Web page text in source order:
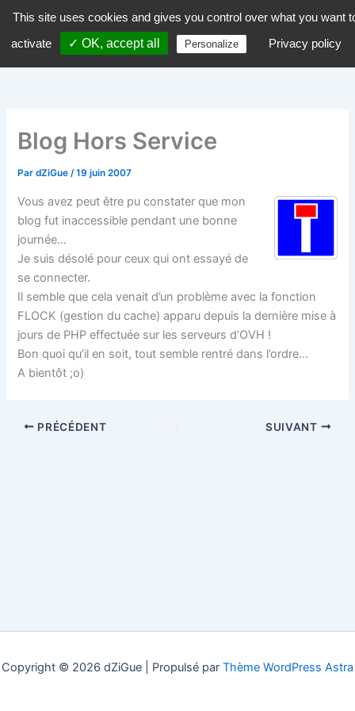
contenu
dZiGue
Blog Hors Service
PardZiGue/19 juin 2007
Vous avez peut être pu constater que mon
blog fut inaccessible pendant une bonne
journée…
Je suis désolé pour ceux qui ont essayé de
se connecter.
Il semble que cela venait d’un problème avec la fonction
FLOCK (gestion du cache) apparu depuis la dernière mise à
jours de PHP effectuée sur les serveurs d’OVH !
Bon quoi qu’il en soit, tout semble rentré dans l’ordre…
A bientôt ;o)
PRÉCÉDENT SUIVANT
Copyright © 2026 dZiGue | Propulsé par Thème WordPress Astra
This site uses cookies and gives you control over what you want
activate
✓ OK, accept all Personalize Privacy policy